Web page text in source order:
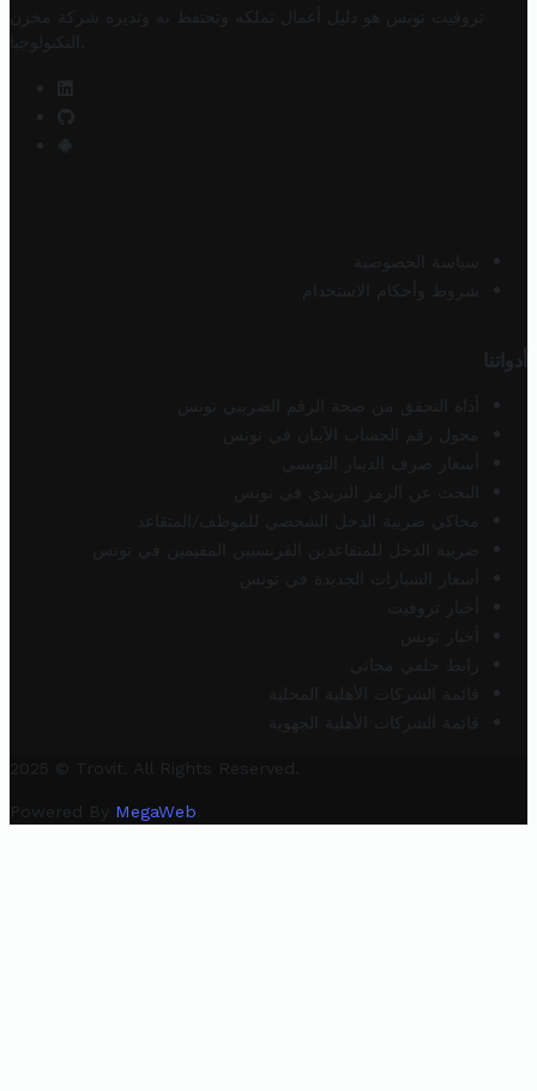
تروفيت تونس هو دليل أعمال تملكه وتحتفظ به وتديره
شركة مخزن
التكنولوجيا
سياسة الخصوصية
شروط وأحكام الاستخدام
أدواتنا
أداة التحقق من صحة الرقم الضريبي تونس
محول رقم الحساب الآيبان في تونس
أسعار صرف الدينار التونسي
البحث عن الرمز البريدي في تونس
محاكي ضريبة الدخل الشخصي للموظف/المتقاعد
ضريبة الدخل للمتقاعدين الفرنسيين المقيمين في تونس
أسعار السيارات الجديدة في تونس
أخبار تروفيت
أخبار تونس
رابط خلفي مجاني
قائمة الشركات الأهلية المحلية
قائمة الشركات الأهلية الجهوية
2025 © Trovit. All Rights Reserved.
Powered By MegaWeb